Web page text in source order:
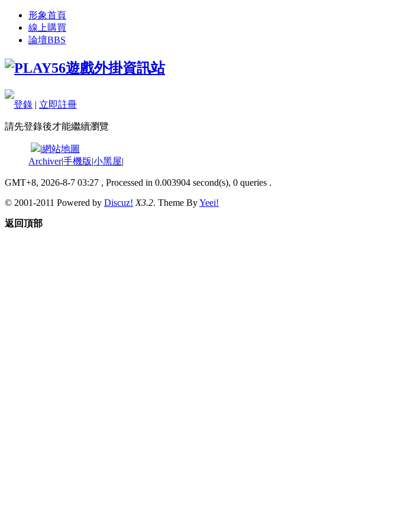
形象首頁
線上購買
論壇BBS
登錄 | 立即註冊
請先登錄後才能繼續瀏覽
|網站地圖
Archiver|手機版|小黑屋|
GMT+8, 2026-8-7 03:27 , Processed in 0.003904 second(s), 0 queries .
© 2001-2011 Powered by Discuz! X3.2. Theme ByYeei!
返回頂部